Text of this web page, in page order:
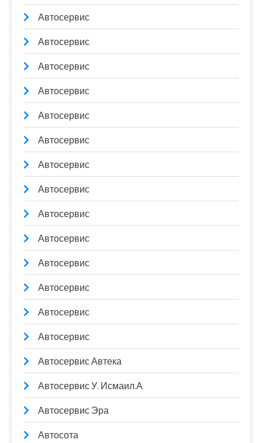
Автосервис
Автосервис
Автосервис
Автосервис
Автосервис
Автосервис
Автосервис
Автосервис
Автосервис
Автосервис
Автосервис
Автосервис
Автосервис
Автосервис
Автосервис Автека
Автосервис У. Исмаил.А
Автосервис Эра
Автосота